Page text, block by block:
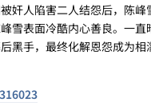
奸人陷害二人结怨后，陈
雪表面冷酷内心善良。一
黑手，最终化解恩怨成为